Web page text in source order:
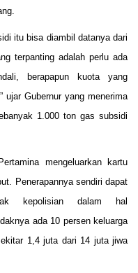
itu bisa diambil datanya dari
terpanting adalah perlu ada
berapapun kuota yang
ujar Gubernur yang menerima
1.000 ton gas subsidi
mengeluarkan kartu
Penerapannya sendiri dapat
kepolisian dalam hal
ada 10 persen keluarga
1,4 juta dari 14 juta jiwa